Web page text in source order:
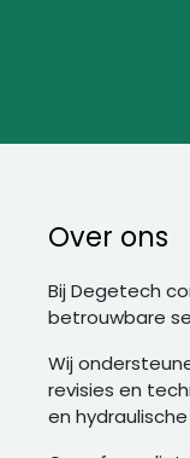
Over ons
Bij Degetech
betrouwbare
Wij
revisies en
en